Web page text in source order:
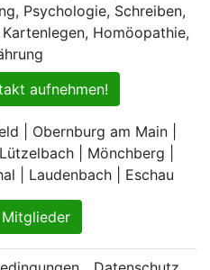
Psychologie, Schreiben,
Homöopathie,
aufnehmen!
| Obernburg am Main |
| Mönchberg |
| Laudenbach | Eschau